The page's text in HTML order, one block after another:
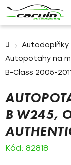
Autodoplňky
Autopotahy na
B-Class 2005-
B W245,
Kód: 82818